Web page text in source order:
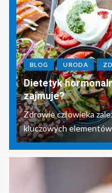
BLOG URODA
Dietetyk
zajmuje?
Zdrowie człowieka
kluczowych elementów